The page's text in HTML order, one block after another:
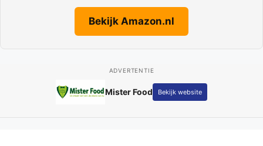
Bekijk Amazon.nl
ADVERTENTIE
Mister Food Bekijk website